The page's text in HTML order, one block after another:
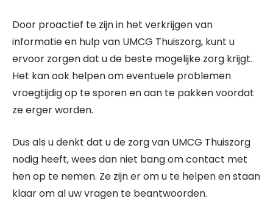
Door proactief te zijn in het verkrijgen van
informatie en hulp van UMCG Thuiszorg, kunt u
ervoor zorgen dat u de beste mogelijke zorg krijgt.
Het kan ook helpen om eventuele problemen
vroegtijdig op te sporen en aan te pakken voordat
ze erger worden.
Dus als u denkt dat u de zorg van UMCG Thuiszorg
nodig heeft, wees dan niet bang om contact met
hen op te nemen. Ze zijn er om u te helpen en staan
klaar om al uw vragen te beantwoorden.